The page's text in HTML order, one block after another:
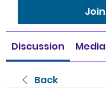
Join
Discussion Media
Back